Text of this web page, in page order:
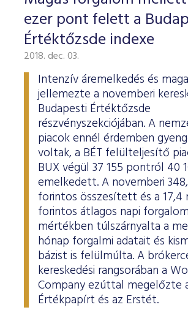
ESG Útmutató
ezer pont felett a
Értéktőzsde indexe
2018. dec. 03.
Intenzív áremelkedés és
jellemezte a novemberi
Budapesti Értéktőzsde
részvényszekciójában. A
piacok ennél érdemben
voltak, a BÉT felülteljesítő
BUX végül 37 155 pontról 40
emelkedett. A novemberi
forintos összesített és a 17,4
forintos átlagos napi
mértékben túlszárnyalta a
hónap forgalmi adatait és
bázist is felülmúlta. A
kereskedési rangsorában a
Company ezúttal megelőzte
Értékpapírt és az Erstét.